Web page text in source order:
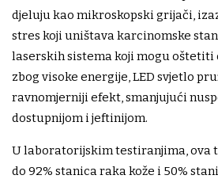
djeluju kao mikroskopski grijači,
stres koji uništava karcinomske
laserskih sistema koji mogu oštetiti
zbog visoke energije, LED svjetlo
ravnomjerniji efekt, smanjujući
dostupnijom i jeftinijom.
U laboratorijskim testiranjima, ova
do 92% stanica raka kože i 50%